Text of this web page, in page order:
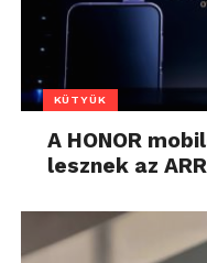
KÜTYÜK
A HONOR
lesznek az